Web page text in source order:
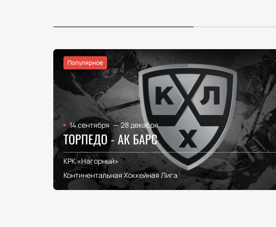
Популярное
14 сентября — 28 декабря
ТОРПЕДО - АК БАРС
КРК «Нагорный»
Континентальная Хоккейная Лига